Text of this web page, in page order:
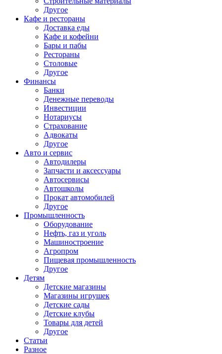
Другое
Кафе и рестораны
Доставка еды
Кафе и кофейни
Бары и пабы
Рестораны
Столовые
Другое
Финансы
Банки
Денежные переводы
Инвестиции
Нотариусы
Страхование
Адвокаты
Другое
Авто и сервис
Автодилеры
Запчасти и аксессуары
Автосервисы
Автошколы
Прокат автомобилей
Другое
Промышленность
Оборудование
Нефть, газ и уголь
Машиностроение
Агропром
Пищевая промышленность
Другое
Детям
Детские магазины
Магазины игрушек
Детские сады
Детские клубы
Товары для детей
Другое
Статьи
Разное